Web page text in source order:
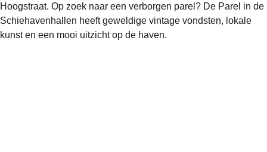
Hoogstraat. Op zoek naar een verborgen parel? De Parel in de
Schiehavenhallen heeft geweldige vintage vondsten, lokale
kunst en een mooi uitzicht op de haven.